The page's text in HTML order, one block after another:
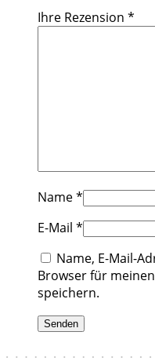
Ihre Rezension *
Name*
E-Mail *
Name, E-Mail-
Browser für
speichern.